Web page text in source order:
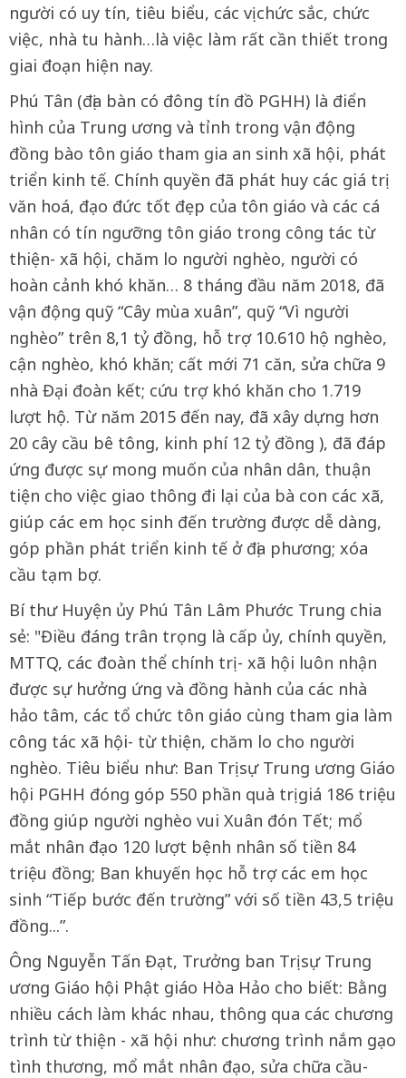
người có uy tín, tiêu biểu, các vị chức sắc, chức
việc, nhà tu hành…là việc làm rất cần thiết trong
giai đoạn hiện nay.
Phú Tân (địa bàn có đông tín đồ PGHH) là điển
hình của Trung ương và tỉnh trong vận động
đồng bào tôn giáo tham gia an sinh xã hội, phát
triển kinh tế. Chính quyền đã phát huy các giá trị
văn hoá, đạo đức tốt đẹp của tôn giáo và các cá
nhân có tín ngưỡng tôn giáo trong công tác từ
thiện- xã hội, chăm lo người nghèo, người có
hoàn cảnh khó khăn… 8 tháng đầu năm 2018, đã
vận động quỹ “Cây mùa xuân”, quỹ “Vì người
nghèo” trên 8,1 tỷ đồng, hỗ trợ 10.610 hộ nghèo,
cận nghèo, khó khăn; cất mới 71 căn, sửa chữa 9
nhà Đại đoàn kết; cứu trợ khó khăn cho 1.719
lượt hộ. Từ năm 2015 đến nay, đã xây dựng hơn
20 cây cầu bê tông, kinh phí 12 tỷ đồng ), đã đáp
ứng được sự mong muốn của nhân dân, thuận
tiện cho việc giao thông đi lại của bà con các xã,
giúp các em học sinh đến trường được dễ dàng,
góp phần phát triển kinh tế ở địa phương; xóa
cầu tạm bợ.
Bí thư Huyện ủy Phú Tân Lâm Phước Trung chia
sẻ: "Điều đáng trân trọng là cấp ủy, chính quyền,
MTTQ, các đoàn thể chính trị - xã hội luôn nhận
được sự hưởng ứng và đồng hành của các nhà
hảo tâm, các tổ chức tôn giáo cùng tham gia làm
công tác xã hội- từ thiện, chăm lo cho người
nghèo. Tiêu biểu như: Ban Trị sự Trung ương Giáo
hội PGHH đóng góp 550 phần quà trị giá 186 triệu
đồng giúp người nghèo vui Xuân đón Tết; mổ
mắt nhân đạo 120 lượt bệnh nhân số tiền 84
triệu đồng; Ban khuyến học hỗ trợ các em học
sinh “Tiếp bước đến trường” với số tiền 43,5 triệu
đồng...”.
Ông Nguyễn Tấn Đạt, Trưởng ban Trị sự Trung
ương Giáo hội Phật giáo Hòa Hảo cho biết: Bằng
nhiều cách làm khác nhau, thông qua các chương
trình từ thiện - xã hội như: chương trình nắm gạo
tình thương, mổ mắt nhân đạo, sửa chữa cầu-